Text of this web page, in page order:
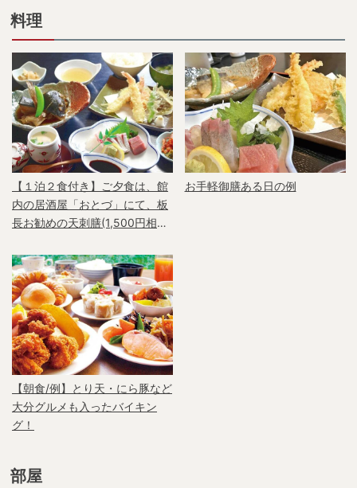
料理
【１泊２食付き】ご夕食は、館
内の居酒屋「おとづ」にて、板
長お勧めの天刺膳(1,500円相当)
お手軽御膳ある日の例
【朝食/例】とり天・にら豚など
大分グルメも入ったバイキン
グ！
部屋